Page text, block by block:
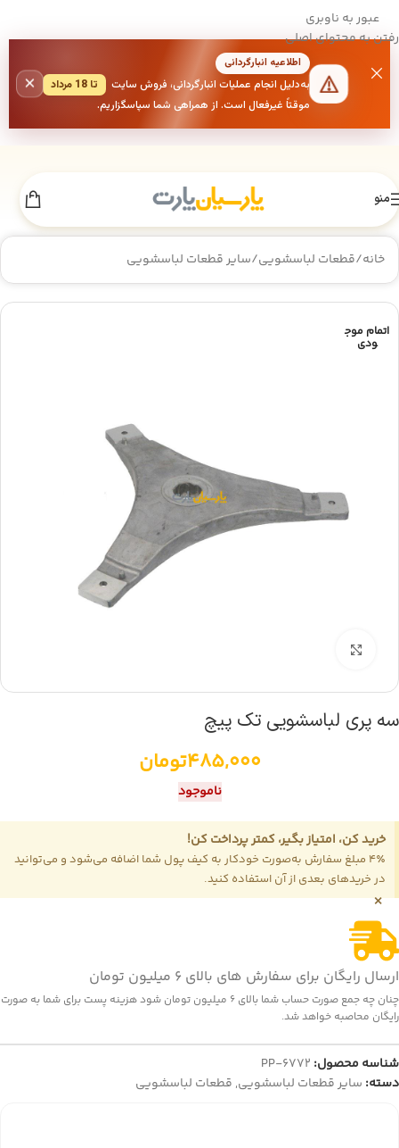
عبور به ناوبری
رفتن به محتوای اصلی
اطلاعیه انبارگردانی
به‌دلیل انجام عملیات انبارگردانی، فروش سایت
تا 18 مرداد
موقتاً غیرفعال است. از همراهی شما سپاسگزاریم.
×
منو
خانه/قطعات لباسشویی/سایر قطعات لباسشویی
اتمام موج
ودی
سه پری لباسشویی تک پیچ
485,000تومان
ناموجود
خرید کن، امتیاز بگیر، کمتر پرداخت کن!
4٪ مبلغ سفارش به‌صورت خودکار به کیف پول شما اضافه می‌شود و می‌توانید
در خریدهای بعدی از آن استفاده کنید.
×
ارسال رایگان برای سفارش های بالای 6 میلیون تومان
چنان چه جمع صورت حساب شما بالای 6 میلیون تومان شود هزینه پست برای شما به صورت
رایگان محاصبه خواهد شد.
شناسه محصول: PP-6772
دسته: سایر قطعات لباسشویی, قطعات لباسشویی